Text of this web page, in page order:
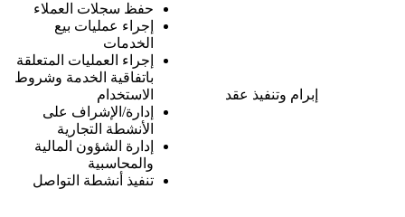
إبرام وتنفيذ عقد
حفظ سجلات العملاء
إجراء عمليات بيع
الخدمات
إجراء العمليات المتعلقة
باتفاقية الخدمة وشروط
الاستخدام
إدارة/الإشراف على
الأنشطة التجارية
إدارة الشؤون المالية
والمحاسبية
تنفيذ أنشطة التواصل